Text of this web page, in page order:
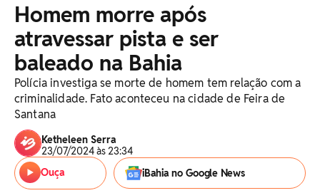
Homem morre após
atravessar pista e ser
baleado na Bahia
Polícia investiga se morte de homem tem relação com a
criminalidade. Fato aconteceu na cidade de Feira de
Santana
Ketheleen Serra
23/07/2024 às 23:34
Ouça
iBahia no Google News